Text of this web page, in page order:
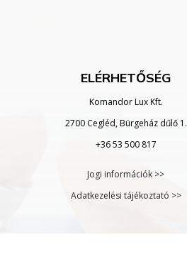
ELÉRHETŐSÉG
Komandor Lux Kft.
2700 Cegléd, Bürgeház dűlő 1.
+36 53 500 817
Jogi információk >>
Adatkezelési tájékoztató >>